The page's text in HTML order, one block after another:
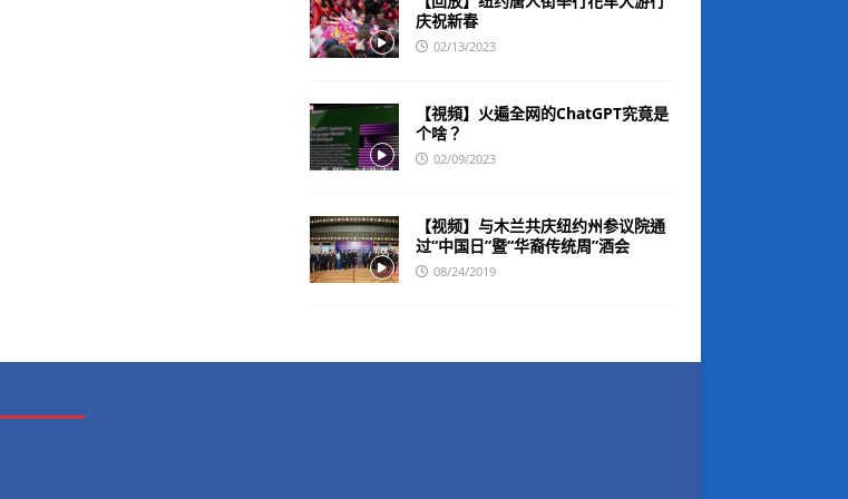
庆祝新春
02/13/2023
【視頻】火遍全网的ChatGPT究竟是
个啥？
02/09/2023
【视频】与木兰共庆纽约州参议院通
过“中国日”暨“华裔传统周”酒会
08/24/2019